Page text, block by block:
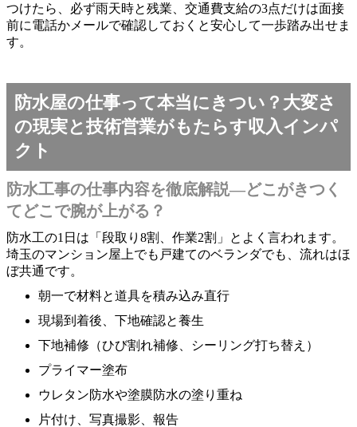
つけたら、必ず雨天時と残業、交通費支給の3点だけは面接
前に電話かメールで確認しておくと安心して一歩踏み出せま
す。
防水屋の仕事って本当にきつい？大変さ
の現実と技術営業がもたらす収入インパ
クト
防水工事の仕事内容を徹底解説―どこがきつく
てどこで腕が上がる？
防水工の1日は「段取り8割、作業2割」とよく言われます。
埼玉のマンション屋上でも戸建てのベランダでも、流れはほ
ぼ共通です。
朝一で材料と道具を積み込み直行
現場到着後、下地確認と養生
下地補修（ひび割れ補修、シーリング打ち替え）
プライマー塗布
ウレタン防水や塗膜防水の塗り重ね
片付け、写真撮影、報告